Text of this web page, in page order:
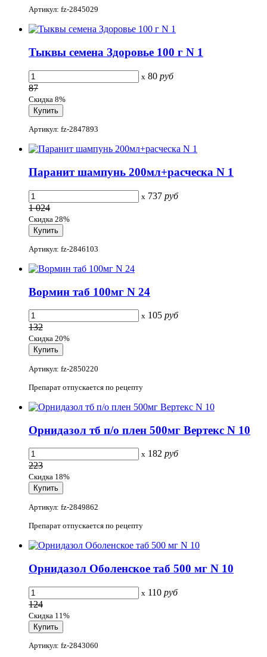
Артикул: fz-2845029
Тыквы семена Здоровье 100 г N 1
x 80 руб
87
Скидка 8%
Артикул: fz-2847893
Паранит шампунь 200мл+расческа N 1
x 737 руб
1 024
Скидка 28%
Артикул: fz-2846103
Вормин таб 100мг N 24
x 105 руб
132
Скидка 20%
Артикул: fz-2850220
Препарат отпускается по рецепту
Орнидазол тб п/о плен 500мг Вертекс N 10
x 182 руб
223
Скидка 18%
Артикул: fz-2849862
Препарат отпускается по рецепту
Орнидазол Оболенское таб 500 мг N 10
x 110 руб
124
Скидка 11%
Артикул: fz-2843060